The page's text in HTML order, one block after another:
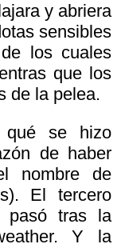
y abriera
sensibles
los cuales
que los
de la pelea.
qué se hizo
de haber
nombre de
El tercero
pasó tras la
Y la